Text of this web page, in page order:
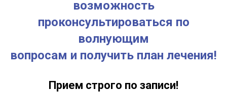
возможность
проконсультироваться по
волнующим
вопросам и получить план лечения!
Прием строго по записи!